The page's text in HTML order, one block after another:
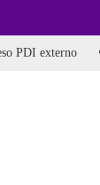
PDI externo